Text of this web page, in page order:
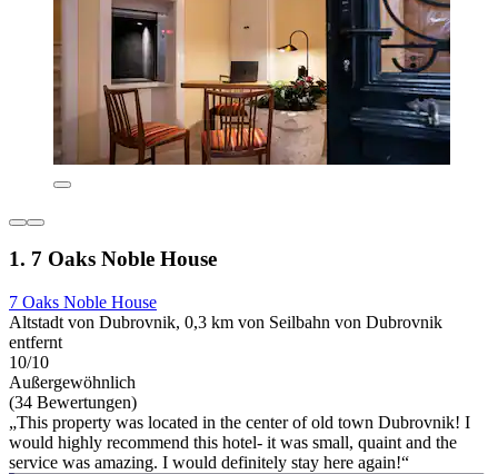
1. 7 Oaks Noble House
7 Oaks Noble House
Altstadt von Dubrovnik, 0,3 km von Seilbahn von Dubrovnik
entfernt
10/10
Außergewöhnlich
(34 Bewertungen)
„This property was located in the center of old town Dubrovnik! I
would highly recommend this hotel- it was small, quaint and the
service was amazing. I would definitely stay here again!“